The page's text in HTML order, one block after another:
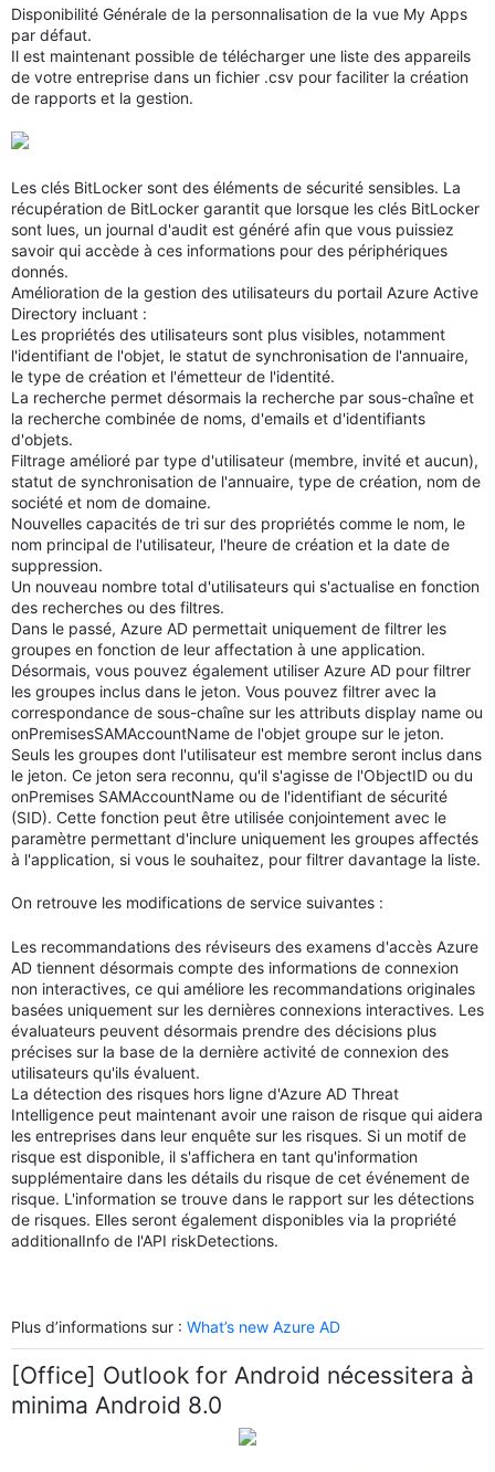
Disponibilité Générale de la personnalisation de la vue My Apps
par défaut.
Il est maintenant possible de télécharger une liste des appareils
de votre entreprise dans un fichier .csv pour faciliter la création
de rapports et la gestion.
Les clés BitLocker sont des éléments de sécurité sensibles. La
récupération de BitLocker garantit que lorsque les clés BitLocker
sont lues, un journal d'audit est généré afin que vous puissiez
savoir qui accède à ces informations pour des périphériques
donnés.
Amélioration de la gestion des utilisateurs du portail Azure Active
Directory incluant :
Les propriétés des utilisateurs sont plus visibles, notamment
l'identifiant de l'objet, le statut de synchronisation de l'annuaire,
le type de création et l'émetteur de l'identité.
La recherche permet désormais la recherche par sous-chaîne et
la recherche combinée de noms, d'emails et d'identifiants
d'objets.
Filtrage amélioré par type d'utilisateur (membre, invité et aucun),
statut de synchronisation de l'annuaire, type de création, nom de
société et nom de domaine.
Nouvelles capacités de tri sur des propriétés comme le nom, le
nom principal de l'utilisateur, l'heure de création et la date de
suppression.
Un nouveau nombre total d'utilisateurs qui s'actualise en fonction
des recherches ou des filtres.
Dans le passé, Azure AD permettait uniquement de filtrer les
groupes en fonction de leur affectation à une application.
Désormais, vous pouvez également utiliser Azure AD pour filtrer
les groupes inclus dans le jeton. Vous pouvez filtrer avec la
correspondance de sous-chaîne sur les attributs display name ou
onPremisesSAMAccountName de l'objet groupe sur le jeton.
Seuls les groupes dont l'utilisateur est membre seront inclus dans
le jeton. Ce jeton sera reconnu, qu'il s'agisse de l'ObjectID ou du
onPremises SAMAccountName ou de l'identifiant de sécurité
(SID). Cette fonction peut être utilisée conjointement avec le
paramètre permettant d'inclure uniquement les groupes affectés
à l'application, si vous le souhaitez, pour filtrer davantage la liste.
On retrouve les modifications de service suivantes :
Les recommandations des réviseurs des examens d'accès Azure
AD tiennent désormais compte des informations de connexion
non interactives, ce qui améliore les recommandations originales
basées uniquement sur les dernières connexions interactives. Les
évaluateurs peuvent désormais prendre des décisions plus
précises sur la base de la dernière activité de connexion des
utilisateurs qu'ils évaluent.
La détection des risques hors ligne d'Azure AD Threat
Intelligence peut maintenant avoir une raison de risque qui aidera
les entreprises dans leur enquête sur les risques. Si un motif de
risque est disponible, il s'affichera en tant qu'information
supplémentaire dans les détails du risque de cet événement de
risque. L'information se trouve dans le rapport sur les détections
de risques. Elles seront également disponibles via la propriété
additionalInfo de l'API riskDetections.
Plus d’informations sur : What’s new Azure AD
[Office] Outlook for Android nécessitera à
minima Android 8.0